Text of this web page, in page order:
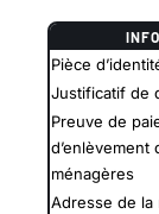
Pièce
Justificatif de
Preuve de
d’enlèvement
ménagères
Adresse de la